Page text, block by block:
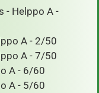
- Helppo A -
A - 2/50
A - 7/50
A - 6/60
A - 5/60